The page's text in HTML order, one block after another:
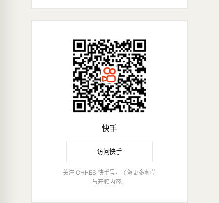
快手
访问快手
关注 CHHES 快手号，了解更多种草
与开箱内容。